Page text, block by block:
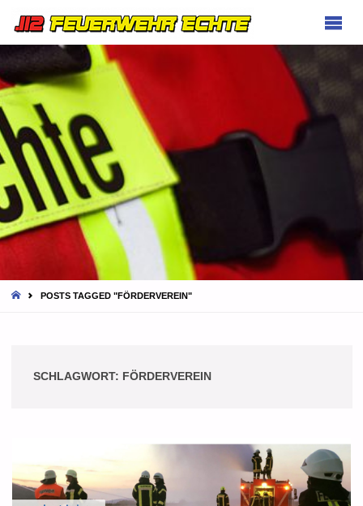
HOMEPOSTS TAGGED "FÖRDERVEREIN"
SCHLAGWORT: FÖRDERVEREIN